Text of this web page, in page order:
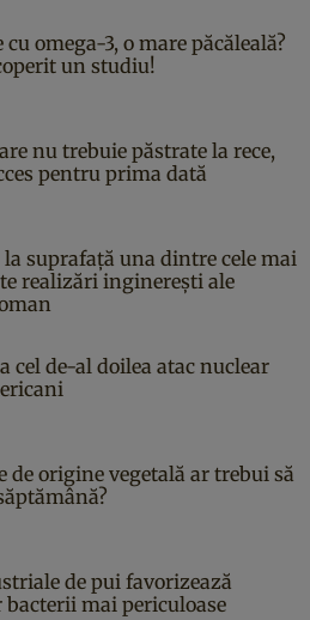
omega-3, o mare păcăleală?
un studiu!
nu trebuie păstrate la rece,
pentru prima dată
la suprafață una dintre cele mai
realizări inginerești ale
cel de-al doilea atac nuclear
de origine vegetală ar trebui să
de pui favorizează
mai periculoase